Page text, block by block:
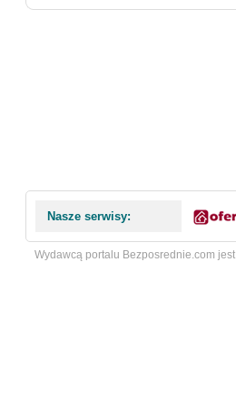
Nasze serwisy:
Wydawcą portalu Bezposrednie.com jest